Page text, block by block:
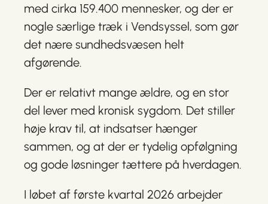
med cirka 159.400 mennesker, og der er
nogle særlige træk i Vendsyssel, som gør
det nære sundhedsvæsen helt
afgørende.
Der er relativt mange ældre, og en stor
del lever med kronisk sygdom. Det stiller
høje krav til, at indsatser hænger
sammen, og at der er tydelig opfølgning
og gode løsninger tættere på hverdagen.
I løbet af første kvartal 2026 arbejder